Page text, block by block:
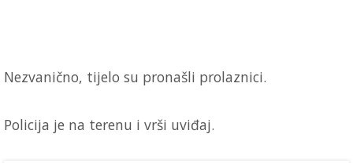
Nezvanično, tijelo su pronašli prolaznici.
Policija je na terenu i vrši uviđaj.